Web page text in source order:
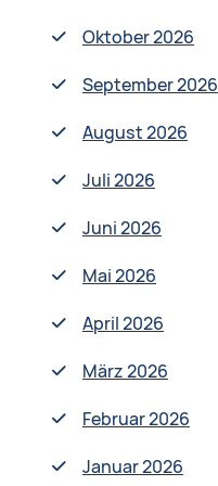
Oktober 2026
September 2026
August 2026
Juli 2026
Juni 2026
Mai 2026
April 2026
März 2026
Februar 2026
Januar 2026